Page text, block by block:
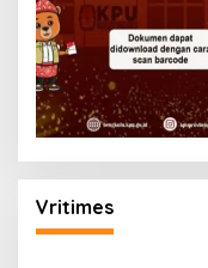
Vritimes